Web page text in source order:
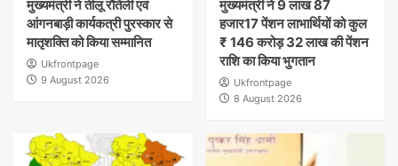
मुख्यमंत्री ने तीलू रौतेली एवं
आंगनबाड़ी कार्यकत्री पुरस्कार से
मातृशक्ति को किया सम्मानित
Ukfrontpage
9 August 2026
मुख्यमंत्री ने 9 लाख 87
हजार17 पेंशन लाभार्थियों को कुल
₹ 146 करोड़ 32 लाख की पेंशन
राशि का किया भुगतान
Ukfrontpage
8 August 2026